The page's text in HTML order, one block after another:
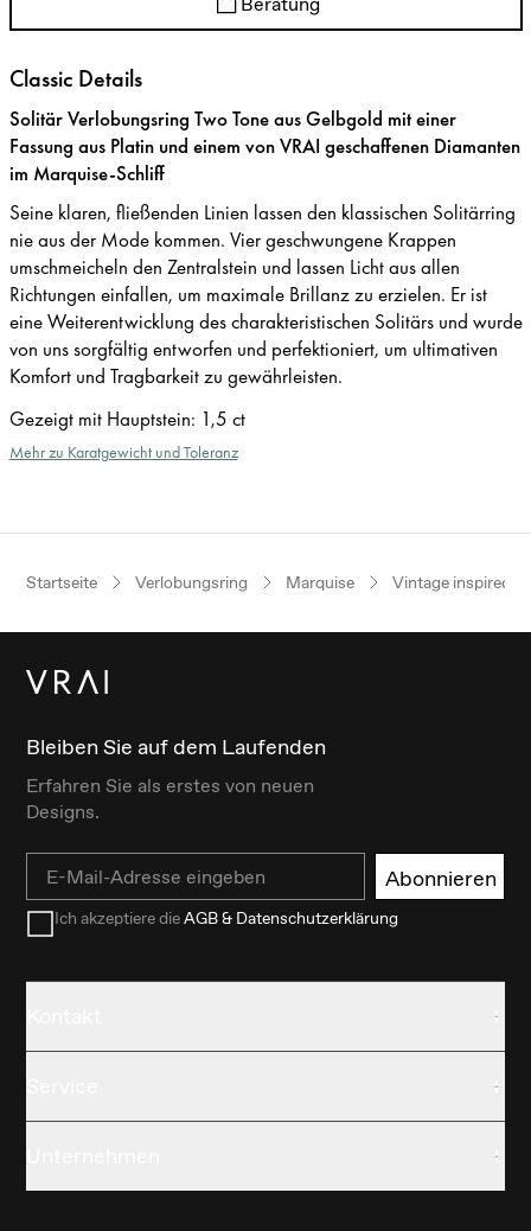
Classic Details
Solitär Verlobungsring Two Tone aus Gelbgold mit einer
Fassung aus Platin und einem von VRAI geschaffenen Diamanten
im Marquise-Schliff
Seine klaren, fließenden Linien lassen den klassischen Solitärring
nie aus der Mode kommen. Vier geschwungene Krappen
umschmeicheln den Zentralstein und lassen Licht aus allen
Richtungen einfallen, um maximale Brillanz zu erzielen. Er ist
eine Weiterentwicklung des charakteristischen Solitärs und wurde
von uns sorgfältig entworfen und perfektioniert, um ultimativen
Komfort und Tragbarkeit zu gewährleisten.
Gezeigt mit Hauptstein: 1,5 ct
Mehr zu Karatgewicht und Toleranz
Startseite Verlobungsring Marquise Vintage inspired
Bleiben Sie auf dem Laufenden
Erfahren Sie als erstes von neuen
Designs.
Email Abonnieren
Ich akzeptiere dieAGB & Datenschutzerklärung